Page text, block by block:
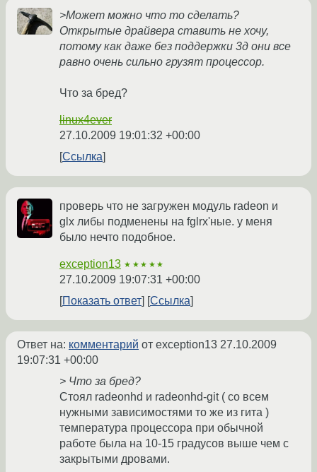
>Может можно что то сделать?
Открытые драйвера ставить не хочу,
потому как даже без поддержки 3д они все
равно очень сильно грузят процессор.
Что за бред?
linux4ever
27.10.2009 19:01:32 +00:00
Ссылка
проверь что не загружен модуль radeon и
glx либы подменены на fglrx'ные. у меня
было нечто подобное.
exception13 ★★★★★
27.10.2009 19:07:31 +00:00
Показать ответ
Ссылка
Ответ на: комментарий от exception13 27.10.2009
19:07:31 +00:00
> Что за бред?
Стоял radeonhd и radeonhd-git ( со всем
нужными зависимостями то же из гита )
температура процессора при обычной
работе была на 10-15 градусов выше чем с
закрытыми дровами.